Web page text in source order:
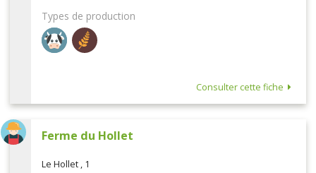
Types de production
Consulter cette fiche
Ferme du Hollet
Le Hollet , 1